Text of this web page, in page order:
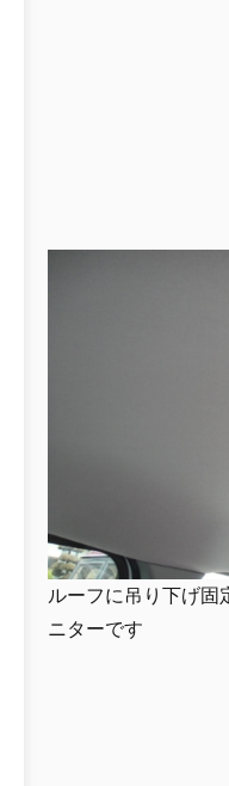
ルーフに吊り下げ固
ニターです